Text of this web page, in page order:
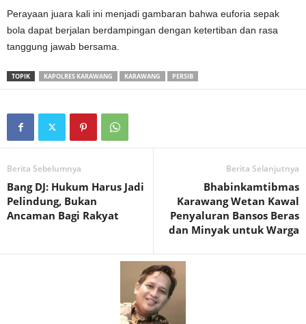
Perayaan juara kali ini menjadi gambaran bahwa euforia sepak
bola dapat berjalan berdampingan dengan ketertiban dan rasa
tanggung jawab bersama.
TOPIK KAPOLRES KARAWANG KARAWANG PERSIB
Berita Sebelumnya
Bang DJ: Hukum Harus Jadi
Pelindung, Bukan
Ancaman Bagi Rakyat
Berita Selanjutnya
Bhabinkamtibmas
Karawang Wetan Kawal
Penyaluran Bansos Beras
dan Minyak untuk Warga